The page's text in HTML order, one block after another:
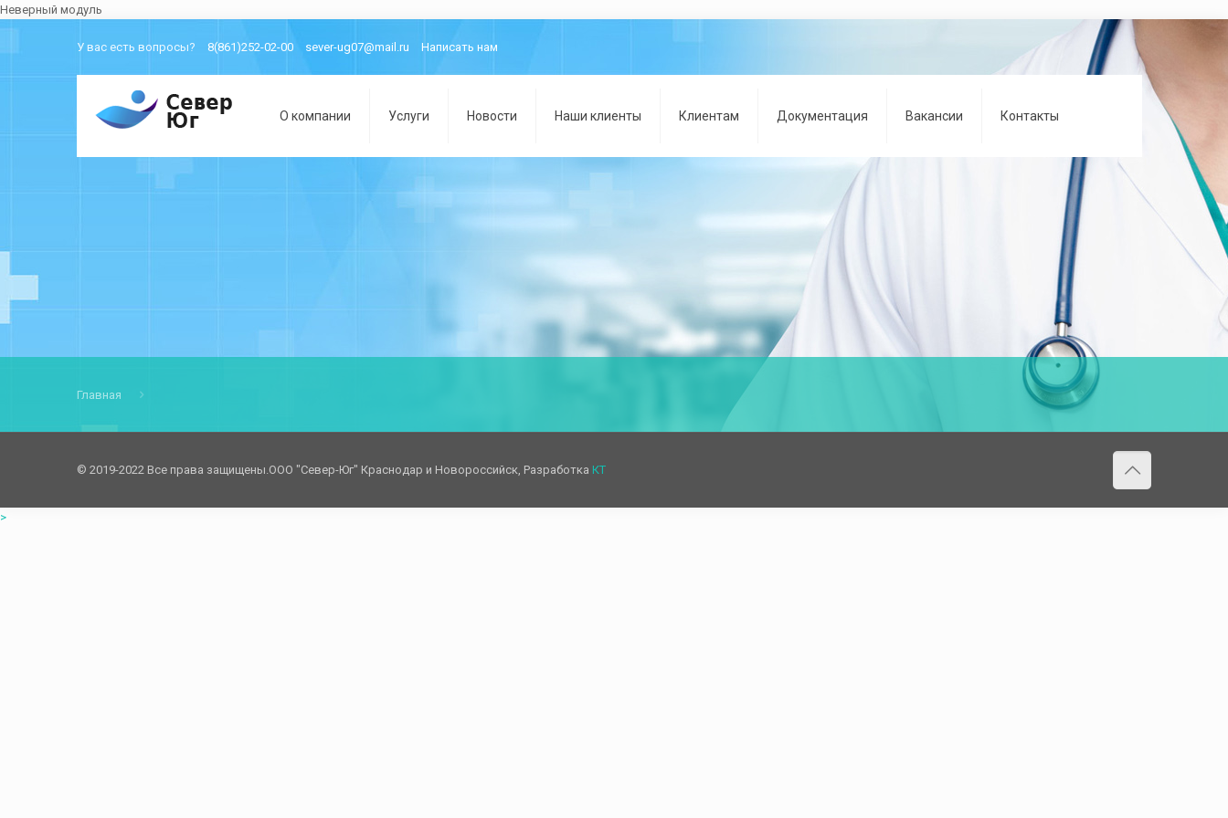
Неверный модуль
У вас есть вопросы? 8(861)252-02-00 sever-ug07@mail.ru Написать нам
О компании Услуги Новости Наши клиенты Клиентам Документация Вакансии Контакты
Главная
© 2019-2022 Все права защищены.OOO "Север-Юг" Краснодар и Новороссийск, Разработка КТ
>